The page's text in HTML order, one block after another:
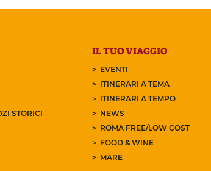
STORICI
IL TUO VIAGGIO
EVENTI
ITINERARI A TEMA
ITINERARI A TEMPO
NEWS
ROMA FREE/LOW COST
FOOD & WINE
MARE